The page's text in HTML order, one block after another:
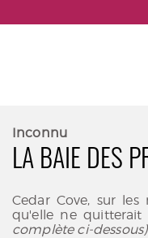
Inconnu
LA BAIE DES
Cedar Cove, sur
qu'elle ne
complète ci-dessous)